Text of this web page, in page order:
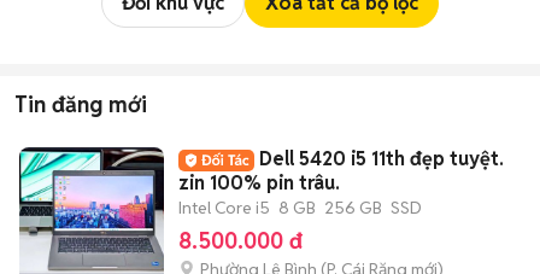
Tin đăng mới
Dell 5420 i5 11th đẹp tuyệt.
zin 100% pin trâu.
Intel Core i5 8 GB 256 GB SSD
8.500.000 đ
Phường Lê Bình (P. Cái Răng mới)